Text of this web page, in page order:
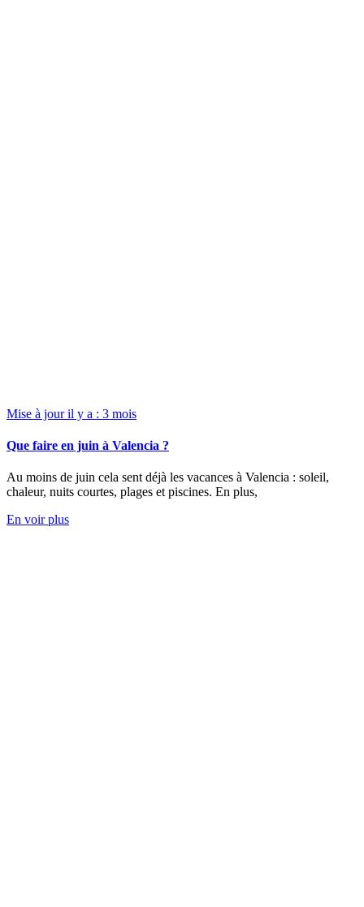
Mise à jour il y a : 3 mois
Que faire en juin à Valencia ?
Au moins de juin cela sent déjà les vacances à Valencia : soleil,
chaleur, nuits courtes, plages et piscines. En plus,
En voir plus